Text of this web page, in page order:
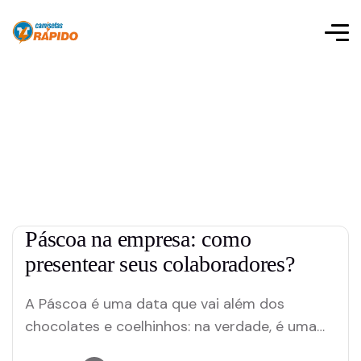
Páscoa na empresa: como
presentear seus colaboradores?
A Páscoa é uma data que vai além dos
chocolates e coelhinhos: na verdade, é uma